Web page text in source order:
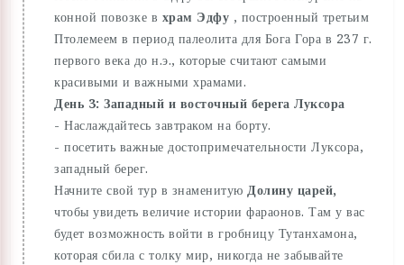
конной повозке в храм Эдфу , построенный третьим
Птолемеем в период палеолита для Бога Гора в 237 г.
первого века до н.э., которые считают самыми
красивыми и важными храмами.
День 3: Западный и восточный берега Луксора
- Наслаждайтесь завтраком на борту.
- посетить важные достопримечательности Луксора,
западный берег.
Начните свой тур в знаменитую Долину царей,
чтобы увидеть величие истории фараонов. Там у вас
будет возможность войти в гробницу Тутанхамона,
которая сбила с толку мир, никогда не забывайте